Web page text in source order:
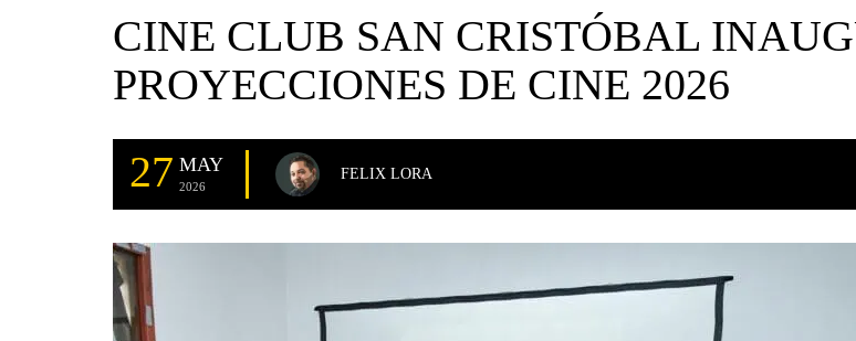
CINE CLUB SAN CRISTÓBAL
PROYECCIONES DE CINE 2026
27 MAY
2026
FELIX LORA